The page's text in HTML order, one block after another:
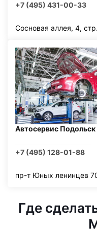
+7 (495) 431-00-33
Сосновая аллея, 4,
Автосервис Подольск
+7 (495) 128-01-88
пр-т Юных ленинцев
Где